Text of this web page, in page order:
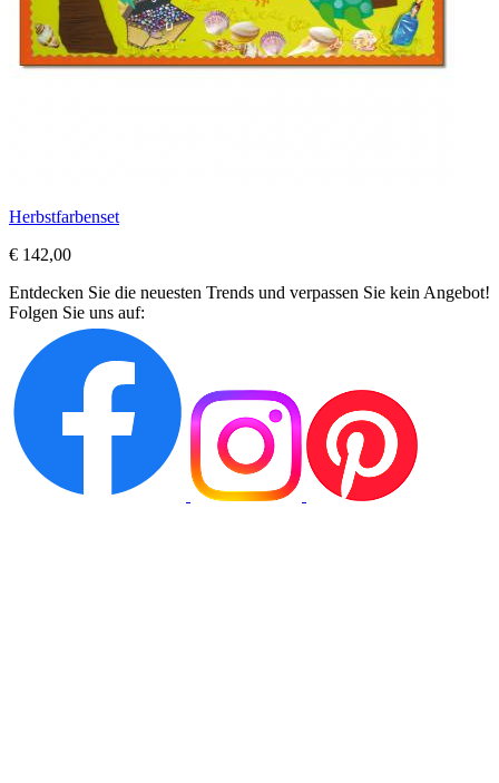
Herbstfarbenset
€ 142,00
Entdecken Sie die neuesten Trends und verpassen Sie kein Angebot!
Folgen Sie uns auf: